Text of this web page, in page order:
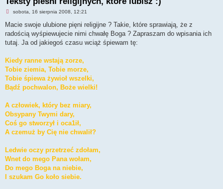
N
e
r
z
z
t
a
y
s
t
sobota, 16 sierpnia 2008, 12:21
Macie swoje ulubione pięni religijne ? Takie, które sprawiają, że z
radością wyśpiewujecie nimi chwałę Boga ? Zapraszam do wpisania ich
tutaj. Ja od jakiegoś czasu wciąż śpiewam tę:
Kiedy ranne wstają zorze,
Tobie ziemia, Tobie morze,
Tobie śpiewa żywioł wszelki,
Bądź pochwalon, Boże wielki!
A człowiek, który bez miary,
Obsypany Twymi dary,
Coś go stworzył i oca1ił,
A czemuż by Cię nie chwalił?
Ledwie oczy przetrzeć zdołam,
Wnet do mego Pana wołam,
Do mego Boga na niebie,
I szukam Go koło siebie.